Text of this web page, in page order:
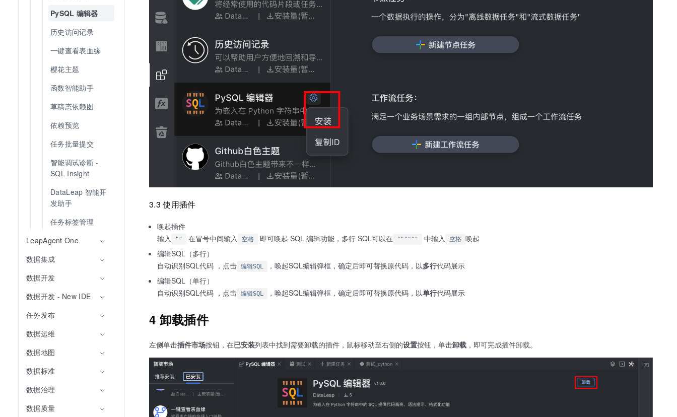
PySQL 编辑器
历史访问记录
一键查看表血缘
樱花主题
函数智能助手
草稿态依赖图
依赖预览
任务批量提交
智能调试诊断 -
SQL Insight
DataLeap 智能开
发助手
任务标签管理
LeapAgent One
数据集成
数据开发
数据开发 - New IDE
任务发布
数据运维
数据地图
数据标准
数据治理
数据质量
3.3 使用插件
唤起插件
输入
"" 在冒号中间输入 空格 即可唤起 SQL 编辑功能，多行 SQL可以在 """""" 中输入 空格 唤起
编辑SQL（多行）
自动识别SQL代码 ，点击 编辑SQL ，唤起SQL编辑弹框，确定后即可替换原代码，以多行代码展示
编辑SQL（单行）
自动识别SQL代码 ，点击 编辑SQL ，唤起SQL编辑弹框，确定后即可替换原代码，以单行代码展示
4 卸载插件
左侧单击插件市场按钮，在已安装列表中找到需要卸载的插件，鼠标移动至右侧的设置按钮，单击卸载 ，即可完成插件卸载。